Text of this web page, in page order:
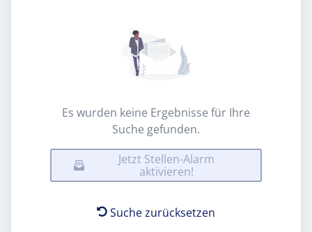
Es wurden keine Ergebnisse für Ihre
Suche gefunden.
Jetzt Stellen-Alarm
aktivieren!
Suche zurücksetzen